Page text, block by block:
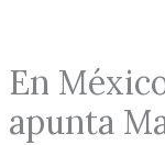
En
apunta